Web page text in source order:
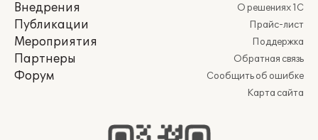
Внедрения
Публикации
Мероприятия
Партнеры
Форум
О решениях 1С
Прайс-лист
Поддержка
Обратная связь
Сообщить об ошибке
Карта сайта